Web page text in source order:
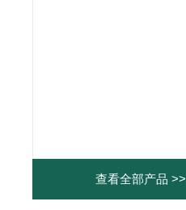
查看全部产品 >>